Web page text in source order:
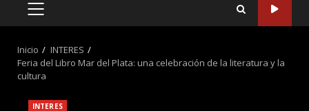
MENÚ
Inicio
INTERES
Feria del Libro Mar del Plata: una celebración de la literatura y la
cultura
INTERES